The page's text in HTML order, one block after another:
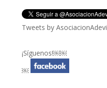
Tweets by AsociacionAdevi
¡Síguenos!￼￼
￼